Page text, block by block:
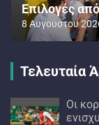
Επιλογές
8 Αυγούστου
Τελευταία
Oι